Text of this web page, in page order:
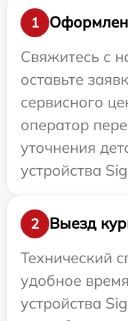
1
Свяжитесь с
оставьте
сервисного
оператор
уточнения
устройства
2
Выезд
Технический
удобное
устройства